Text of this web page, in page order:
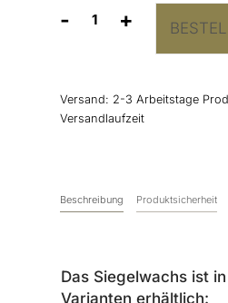
-
Siegelwachs
+
Versand: 2-3 Arbeitstage
Versandlaufzeit
Beschreibung Produktsicherheit
Das Siegelwachs ist
Varianten erhältlich: